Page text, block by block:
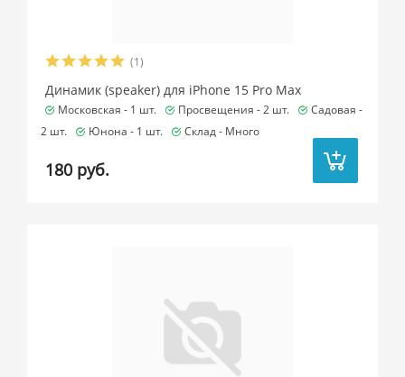
(1)
Динамик (speaker) для iPhone 15 Pro Max
Московская - 1 шт. Просвещения -2 шт.
Садовая -
2 шт.
Юнона - 1 шт. Склад - Много
180 руб.